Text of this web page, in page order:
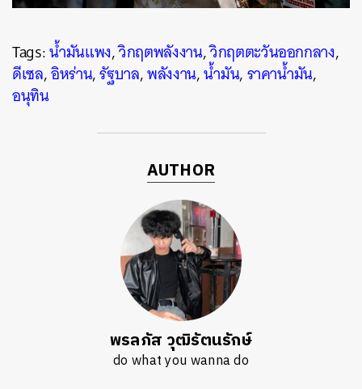
Tags:น้ำมันแพง,วิกฤตพลังงาน,วิกฤตตะวันออกกลาง,
ดีเซล,อิหร่าน,รัฐบาล,พลังงาน,น้ำมัน,ราคาน้ำมัน,
อนุทิน
AUTHOR
พรลภัส วุฒิรัตนรักษ์
do what you wanna do